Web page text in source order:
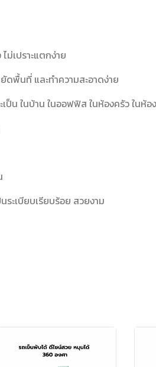
เปราะแตกง่าย
ดพื้นที่ และทำความสะอาดง่าย
ป็น ในบ้าน ในออฟฟิส ในห้องครัว ในห้อ
ระเบียบเรียบร้อย สวยงาม